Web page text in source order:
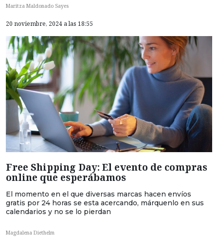
Maritza Maldonado Sayes
20 noviembre, 2024 a las 18:55
Free Shipping Day: El evento de compras
online que esperábamos
El momento en el que diversas marcas hacen envíos
gratis por 24 horas se esta acercando, márquenlo en sus
calendarios y no se lo pierdan
Magdalena Diethelm